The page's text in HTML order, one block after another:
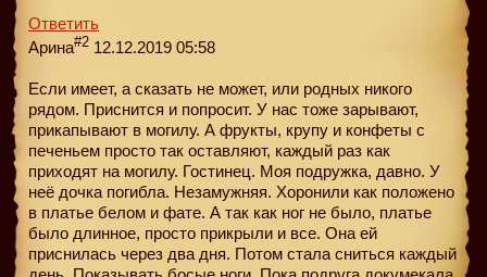
Ответить
Арина#2 12.12.2019 05:58
Если имеет, а сказать не может, или родных никого
рядом. Приснится и попросит. У нас тоже зарывают,
прикапывают в могилу. А фрукты, крупу и конфеты с
печеньем просто так оставляют, каждый раз как
приходят на могилу. Гостинец. Моя подружка, давно. У
неё дочка погибла. Незамужняя. Хоронили как положено
в платье белом и фате. А так как ног не было, платье
было длинное, просто прикрыли и все. Она ей
приснилась через два дня. Потом стала сниться каждый